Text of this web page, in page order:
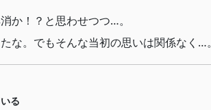
か！？と思わせつつ…。
な。でもそんな当初の思いは関係なく…。
る